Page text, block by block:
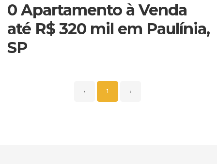
0 Apartamento à Venda
até R$ 320 mil em Paulínia,
SP
‹ 1 ›